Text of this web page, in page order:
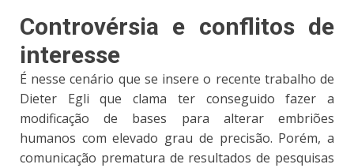
Controvérsia e conflitos de
interesse
É nesse cenário que se insere o recente trabalho de
Dieter Egli que clama ter conseguido fazer a
modificação de bases para alterar embriões
humanos com elevado grau de precisão. Porém, a
comunicação prematura de resultados de pesquisas